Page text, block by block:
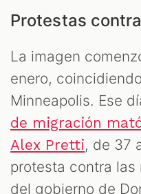
Protestas
La imagen
enero,
Minneapolis. Ese
de migración
Alex Pretti, de 37
protesta contra
del gobierno de